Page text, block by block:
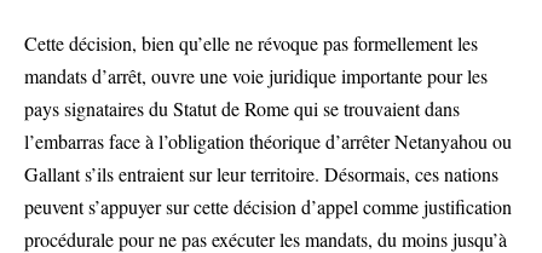
Cette décision, bien qu’elle ne révoque pas formellement les
mandats d’arrêt, ouvre une voie juridique importante pour les
pays signataires du Statut de Rome qui se trouvaient dans
l’embarras face à l’obligation théorique d’arrêter Netanyahou ou
Gallant s’ils entraient sur leur territoire. Désormais, ces nations
peuvent s’appuyer sur cette décision d’appel comme justification
procédurale pour ne pas exécuter les mandats, du moins jusqu’à